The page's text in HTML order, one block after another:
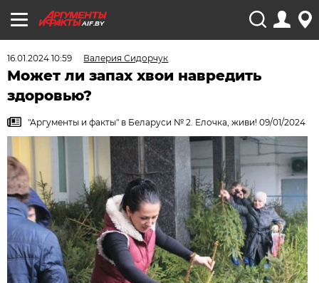
AIF.BY
16.01.2024 10:59 Валерия Сидорчук
Может ли запах хвои навредить
здоровью?
"Аргументы и факты" в Беларуси № 2. Елочка, живи! 09/01/2024